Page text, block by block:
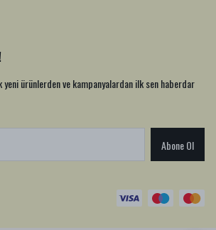
ürünlerden ve kampanyalardan ilk sen haberdar
Abone Ol